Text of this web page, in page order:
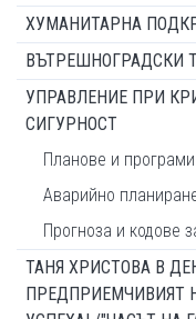
ХУМАНИТАРНА
ВЪТРЕШНОГРАДСКИ
УПРАВЛЕНИЕ ПРИ
СИГУРНОСТ
Планове и
Аварийно
Прогноза и кодове
ТАНЯ ХРИСТОВА В
ПРЕДПРИЕМЧИВИЯТ